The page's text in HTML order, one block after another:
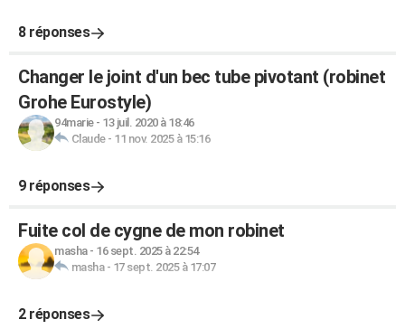
8 réponses
Changer le joint d'un bec tube pivotant (robinet
Grohe Eurostyle)
94marie- 13 juil. 2020 à 18:46
Claude- 11 nov. 2025 à 15:16
9 réponses
Fuite col de cygne de mon robinet
masha- 16 sept. 2025 à 22:54
masha- 17 sept. 2025 à 17:07
2 réponses